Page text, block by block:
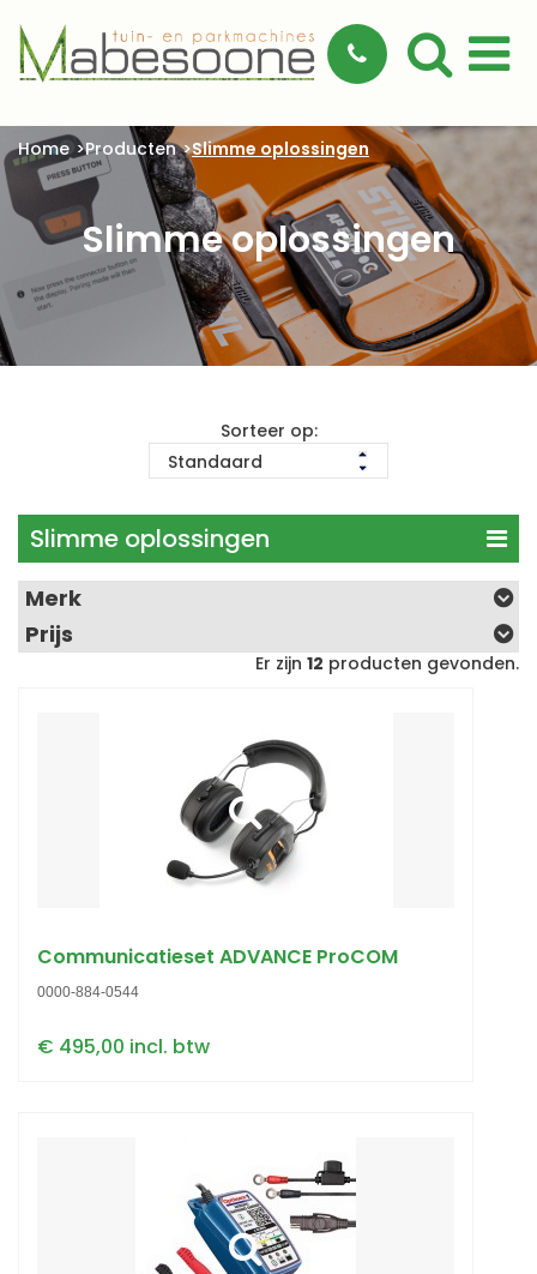
Home Producten Slimme oplossingen
Slimme oplossingen
Sorteer op:
Slimme oplossingen
Merk
Prijs
Er zijn 12 producten gevonden.
Communicatieset ADVANCE ProCOM
0000-884-0544
€ 495,00 incl. btw